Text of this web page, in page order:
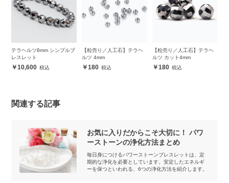
テラヘルツ8mm シンプルブ
レスレット
10,600
【粒売り／人工石】テラヘ
ルツ 4mm
180
【粒売り／人工石】テラヘ
ルツ カット4mm
180
関連する記事
お気に入りだからこそ大切に！ パワ
ーストーンの浄化方法まとめ
毎日身につけるパワーストーンブレスレットは、定
期的な浄化を必要としています。安定したエネルギ
ーを保つといわれる、6つの浄化方法を紹介します。